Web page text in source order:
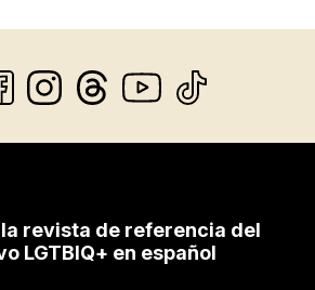
revista de referencia del
LGTBIQ+ en español